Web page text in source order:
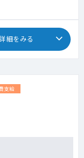
細をみる
支給